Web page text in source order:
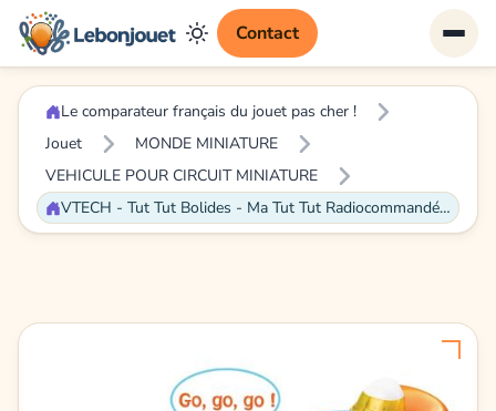
Contact
Le comparateur français du jouet pas cher !
Jouet
MONDE MINIATURE
VEHICULE POUR CIRCUIT MINIATURE
VTECH - Tut Tut Bolides - Ma Tut Tut Radiocommandée - Hugo, Super Turbo